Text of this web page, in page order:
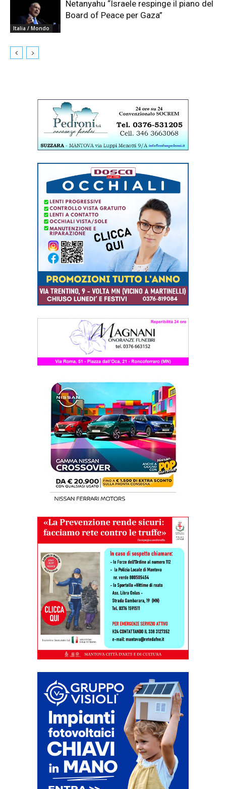
Italia / Mondo
Netanyahu “Israele respinge il piano del
Board of Peace per Gaza”